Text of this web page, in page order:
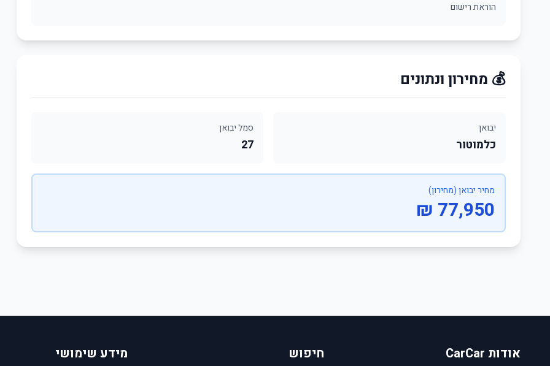
הוראת רישום
💰 מחירון ונתונים
יבואן
כלמוטור
סמל יבואן
27
מחיר יבואן (מחירון)
77,950 ₪
אודות CarCar חיפוש מידע שימושי